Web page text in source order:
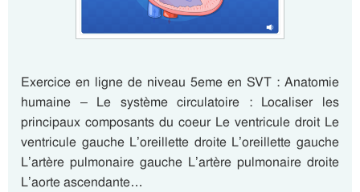
Exercice en ligne de niveau 5eme en SVT : Anatomie
humaine – Le système circulatoire : Localiser les
principaux composants du coeur Le ventricule droit Le
ventricule gauche L’oreillette droite L’oreillette gauche
L’artère pulmonaire gauche L’artère pulmonaire droite
L’aorte ascendante…